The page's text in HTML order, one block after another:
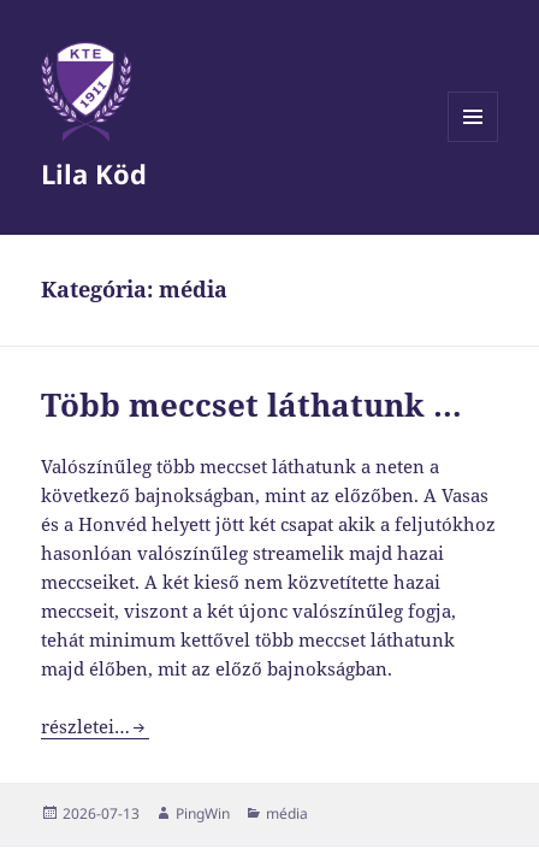
Lila Köd
Kategória:média
Több meccset láthatunk …
Valószínűleg több meccset láthatunk a neten a
következő bajnokságban, mint az előzőben. A Vasas
és a Honvéd helyett jött két csapat akik a feljutókhoz
hasonlóan valószínűleg streamelik majd hazai
meccseiket. A két kieső nem közvetítette hazai
meccseit, viszont a két újonc valószínűleg fogja,
tehát minimum kettővel több meccset láthatunk
majd élőben, mit az előző bajnokságban.
Több meccset láthatunk …
részletei…
Közzétéve
2026-07-13 Szerző
PingWin Kategória
média